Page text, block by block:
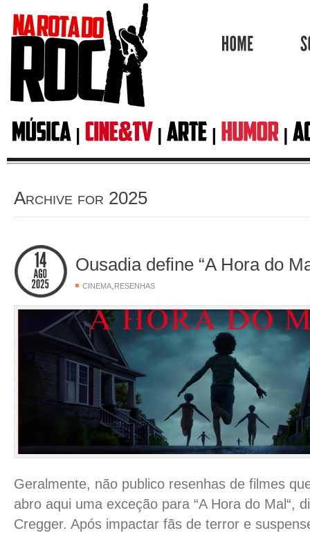
Archive for 2025
Ousadia define “A Hora do
CINEMA, RESENHAS
Geralmente, não publico resenhas de filmes
abro aqui uma exceção para “A Hora do Mal“,
Cregger. Após impactar fãs de terror e